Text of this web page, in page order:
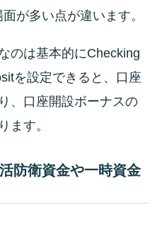
が多い点が違います。
のは基本的にChecking
を設定できると、口座
、口座開設ボーナスの
ます。
防衛資金や一時資金